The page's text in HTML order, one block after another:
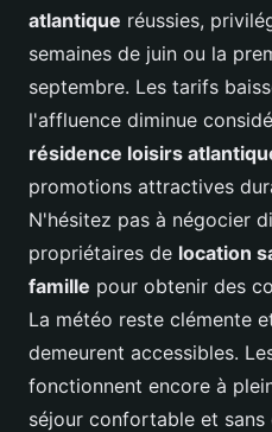
atlantique réussies,
semaines de juin ou la
septembre. Les tarifs
l'affluence diminue
résidence loisirs
promotions attractives
N'hésitez pas à négocier
propriétaires de location
famille pour obtenir des
La météo reste clémente
demeurent accessibles.
fonctionnent encore à
séjour confortable et